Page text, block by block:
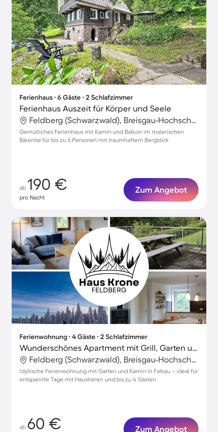
Ferienhaus ∙ 6 Gäste ∙ 2 Schlafzimmer
Ferienhaus Auszeit für Körper und Seele
Feldberg (Schwarzwald), Breisgau-Hochschwarzwald, Deutschland
Gemütliches Ferienhaus mit Kamin und Balkon im malerischen
Bärental für bis zu 6 Personen mit traumhaftem Bergblick
ab 190 €
pro Nacht
Zum Angebot
Ferienwohnung ∙ 4 Gäste ∙ 2 Schlafzimmer
Wunderschönes Apartment mit Grill, Garten und Terrasse | Hunde erlaubt
Feldberg (Schwarzwald), Breisgau-Hochschwarzwald, Deutschland
Idyllische Ferienwohnung mit Garten und Kamin in Falkau – ideal für
entspannte Tage mit Haustieren und bis zu 4 Gästen
ab 60 € Zum Angebot